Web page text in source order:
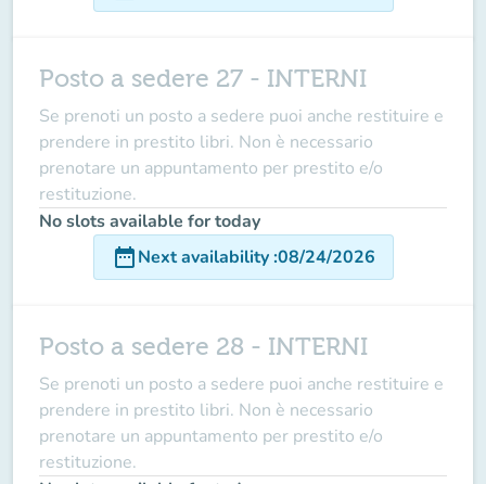
Posto a sedere 27 - INTERNI
Se prenoti un posto a sedere puoi anche restituire e
prendere in prestito libri. Non è necessario
prenotare un appuntamento per prestito e/o
restituzione.
No slots available for today
date_rangeNext availability:08/24/2026
Posto a sedere 28 - INTERNI
Se prenoti un posto a sedere puoi anche restituire e
prendere in prestito libri. Non è necessario
prenotare un appuntamento per prestito e/o
restituzione.